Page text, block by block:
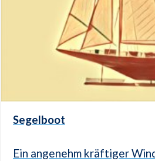
Segelboot
Ein angenehm kräftiger